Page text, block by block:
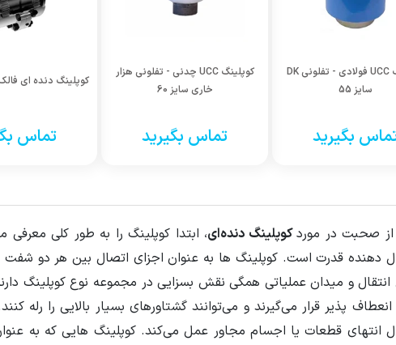
کوپلینگ UCC فولادی - تفلونی DK
سایز 55
بگیرید
کوپلینگ UCC چدنی - تفلونی هزار
خاری سایز 60
تماس بگیرید
کوپلینگ دنده ای
تماس
صحبت در موردکوپلینگ دنده‌ای، ابتدا کوپلینگ را به طور کلی
دهنده قدرت است. کوپلینگ ها به عنوان اجزای اتصال بین هر دو
انتقال و میدان عملیاتی همگی نقش بسزایی در مجموعه نوع کوپلینگ
پذیر قرار می‌گیرند و می‌توانند گشتاورهای بسیار بالایی را رله
انتهای قطعات یا اجسام مجاور عمل می‌کند. کوپلینگ هایی که به